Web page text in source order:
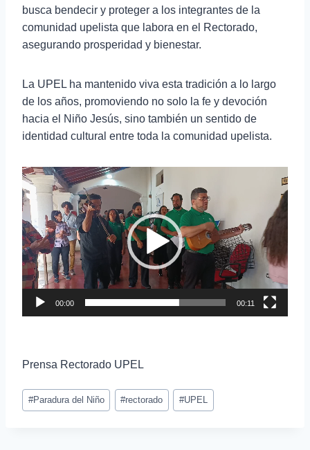
busca bendecir y proteger a los integrantes de la
comunidad upelista que labora en el Rectorado,
asegurando prosperidad y bienestar.
La UPEL ha mantenido viva esta tradición a lo largo
de los años, promoviendo no solo la fe y devoción
hacia el Niño Jesús, sino también un sentido de
identidad cultural entre toda la comunidad upelista.
R
e
p
r
o
d
u
d
00:00 00:11
Prensa Rectorado UPEL
#Paradura del Niño #rectorado #UPEL